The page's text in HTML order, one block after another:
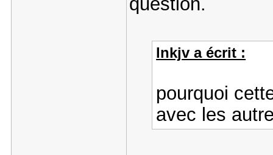
lnkjv a écrit :
pourquoi
avec les